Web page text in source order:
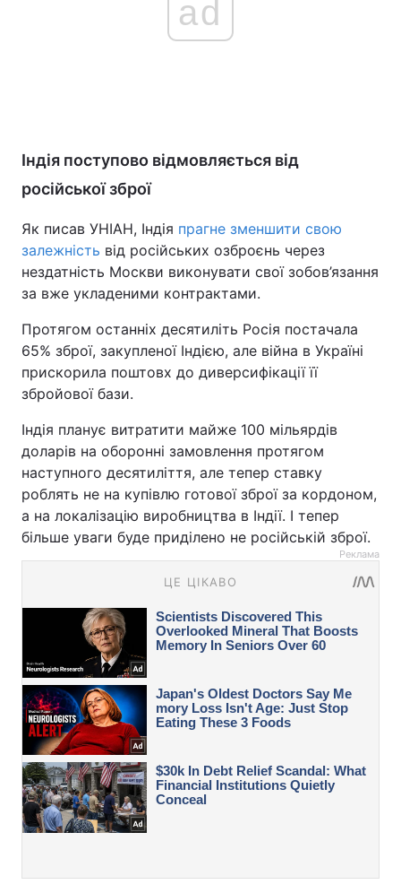
ad
Індія поступово відмовляється від
російської зброї
Як писав УНІАН, Індія прагне зменшити свою
залежність від російських озброєнь через
нездатність Москви виконувати свої зобов’язання
за вже укладеними контрактами.
Протягом останніх десятиліть Росія постачала
65% зброї, закупленої Індією, але війна в Україні
прискорила поштовх до диверсифікації її
збройової бази.
Індія планує витратити майже 100 мільярдів
доларів на оборонні замовлення протягом
наступного десятиліття, але тепер ставку
роблять не на купівлю готової зброї за кордоном,
а на локалізацію виробництва в Індії. І тепер
більше уваги буде приділено не російській зброї.
Реклама